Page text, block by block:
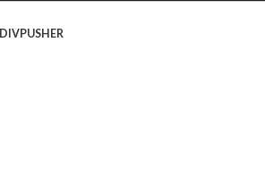
DIVPUSHER